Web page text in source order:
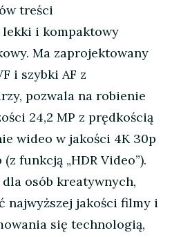
treści
i kompaktowy
Ma zaprojektowany
i szybki AF z
pozwala na robienie
24,2 MP z prędkością
wideo w jakości 4K 30p
funkcją „HDR Video”).
osób kreatywnych,
najwyższej jakości filmy i
się technologią,